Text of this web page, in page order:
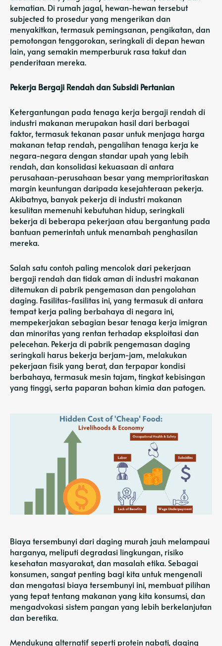
kematian. Di rumah jagal, hewan-hewan tersebut
subjected to prosedur yang mengerikan dan
menyakitkan, termasuk pemingsanan, pengikatan, dan
pemotongan tenggorokan, seringkali di depan hewan
lain, yang semakin memperburuk rasa takut dan
penderitaan mereka.
Pekerja Bergaji Rendah dan Subsidi Pertanian
Ketergantungan pada tenaga kerja bergaji rendah di
industri makanan merupakan hasil dari berbagai
faktor, termasuk tekanan pasar untuk menjaga harga
makanan tetap rendah, pengalihan tenaga kerja ke
negara-negara dengan standar upah yang lebih
rendah, dan konsolidasi kekuasaan di antara
perusahaan-perusahaan besar yang memprioritaskan
margin keuntungan daripada kesejahteraan pekerja.
Akibatnya, banyak pekerja di industri makanan
kesulitan memenuhi kebutuhan hidup, seringkali
bekerja di beberapa pekerjaan atau bergantung pada
bantuan pemerintah untuk menambah penghasilan
mereka.
Salah satu contoh paling mencolok dari pekerjaan
bergaji rendah dan tidak aman di industri makanan
ditemukan di pabrik pengemasan dan pengolahan
daging. Fasilitas-fasilitas ini, yang termasuk di antara
tempat kerja paling berbahaya di negara ini,
mempekerjakan sebagian besar tenaga kerja imigran
dan minoritas yang rentan terhadap eksploitasi dan
pelecehan. Pekerja di pabrik pengemasan daging
seringkali harus bekerja berjam-jam, melakukan
pekerjaan fisik yang berat, dan terpapar kondisi
berbahaya, termasuk mesin tajam, tingkat kebisingan
yang tinggi, serta paparan bahan kimia dan patogen.
Biaya tersembunyi dari daging murah jauh melampaui
harganya, meliputi degradasi lingkungan, risiko
kesehatan masyarakat, dan masalah etika. Sebagai
konsumen, sangat penting bagi kita untuk mengenali
dan mengatasi biaya tersembunyi ini, membuat pilihan
yang tepat tentang makanan yang kita konsumsi, dan
mengadvokasi sistem pangan yang lebih berkelanjutan
dan beretika.
Mendukung alternatif seperti protein nabati, daging